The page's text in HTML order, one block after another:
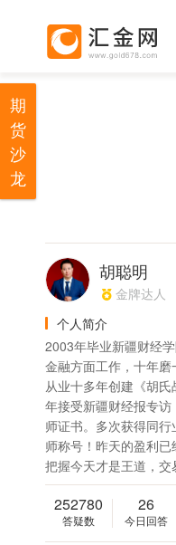
胡聪明
金牌达人
个人简介
2003年毕业新疆财经
金融方面工作，十年磨
从业十多年创建《胡
年接受新疆财经报专
师证书。多次获得同
师称号！昨天的盈利已
把握今天才是王道，交
252780
答疑数
26
今日回答
期
货
沙
龙